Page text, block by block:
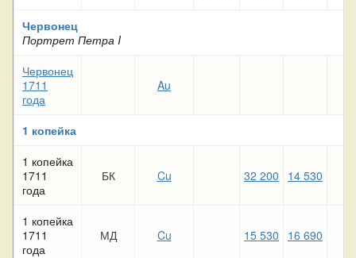
Червонец
Портрет Петра I
Червонец
1711
года
Au
1 копейка
1 копейка
1711
года
БК Cu 32 200 14 530
1 копейка
1711
года
МД Cu 15 530 16 690